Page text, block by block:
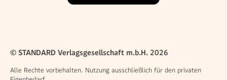
© STANDARD Verlagsgesellschaft m.b.H. 2026
Alle Rechte vorbehalten. Nutzung ausschließlich für den privaten